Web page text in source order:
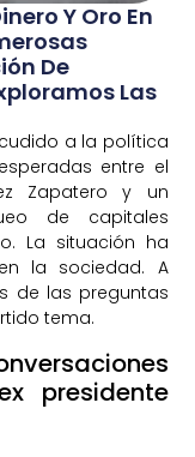
Y Oro En
De
Las
a la política
entre el
Zapatero y un
de capitales
La situación ha
la sociedad. A
de las preguntas
tema.
presidente